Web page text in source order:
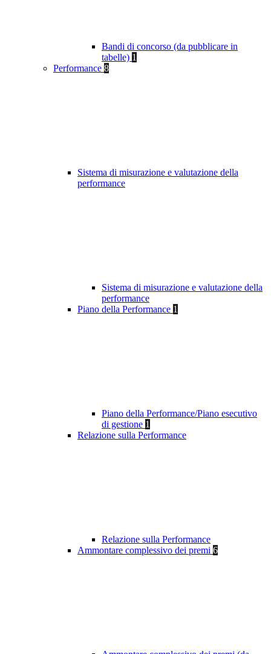
Bandi di concorso (da pubblicare in
tabelle) 1
Performance 8
Sistema di misurazione e valutazione della
performance
Sistema di misurazione e valutazione della
performance
Piano della Performance 1
Piano della Performance/Piano esecutivo
di gestione 1
Relazione sulla Performance
Relazione sulla Performance
Ammontare complessivo dei premi 6